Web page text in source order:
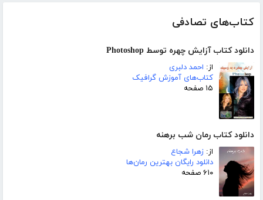
کتاب‌های تصادفی
دانلود کتاب آزایش چهره توسط Photoshop
از: احمد دلبری
کتاب‌های آموزش گرافیک
۱۵ صفحه
دانلود کتاب رمان شب برهنه
از: زهرا شجاع
دانلود رایگان بهترین رمان‌ها
۶۱۰ صفحه